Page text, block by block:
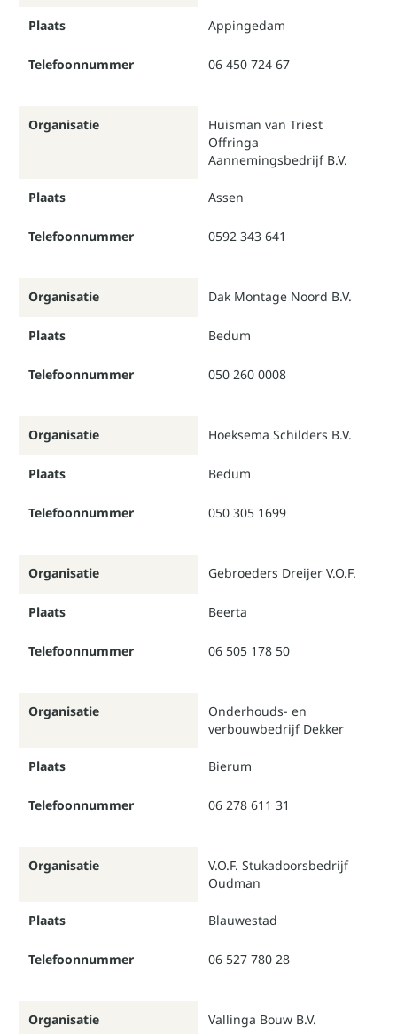
Plaats
Telefoonnummer
Appingedam
06 450 724 67
Organisatie
Plaats
Telefoonnummer
Huisman van Triest
Offringa
Aannemingsbedrijf B.V.
Assen
0592 343 641
Organisatie
Plaats
Telefoonnummer
Dak Montage Noord B.V.
Bedum
050 260 0008
Organisatie
Plaats
Telefoonnummer
Hoeksema Schilders B.V.
Bedum
050 305 1699
Organisatie
Plaats
Telefoonnummer
Gebroeders Dreijer V.O.F.
Beerta
06 505 178 50
Organisatie
Plaats
Telefoonnummer
Onderhouds- en
verbouwbedrijf Dekker
Bierum
06 278 611 31
Organisatie
Plaats
Telefoonnummer
V.O.F. Stukadoorsbedrijf
Oudman
Blauwestad
06 527 780 28
Organisatie Vallinga Bouw B.V.